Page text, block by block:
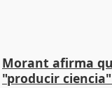
Morant afirma
"producir